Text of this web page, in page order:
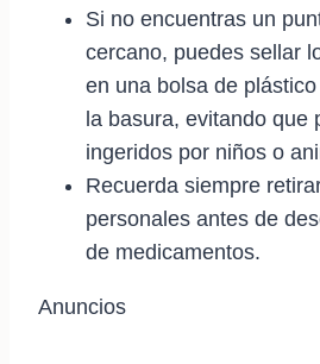
Si no encuentras un
cercano, puedes sellar
en una bolsa de
la basura, evitando que
ingeridos por niños o
Recuerda siempre
personales antes de
de medicamentos.
Anuncios